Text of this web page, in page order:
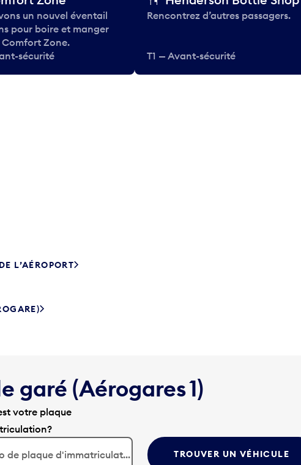
un nouvel éventail
pour boire et manger
Zone.
sécurité
Rencontrez d’autres passagers.
T1 — Avant-sécurité
L’AÉROPORT
garé (Aérogares 1)
votre plaque
TROUVER UN VÉHICULE